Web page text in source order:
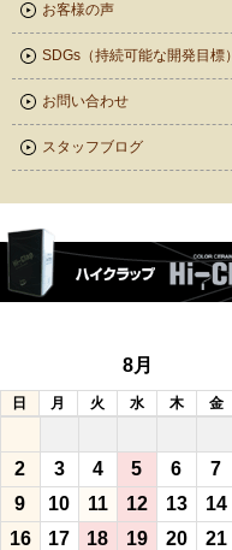
お客様の声
SDGs（持続可能な開発目標）
お問い合わせ
スタッフブログ
8月
日 月 火 水 木 金
2
3 4 5 6 7
9
10 11 12 13 14
16
17 18 19 20 21